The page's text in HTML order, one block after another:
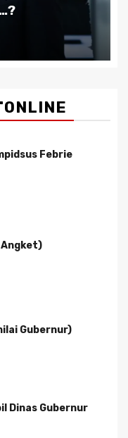
Febrie
Angket)
Gubernur)
Dinas Gubernur